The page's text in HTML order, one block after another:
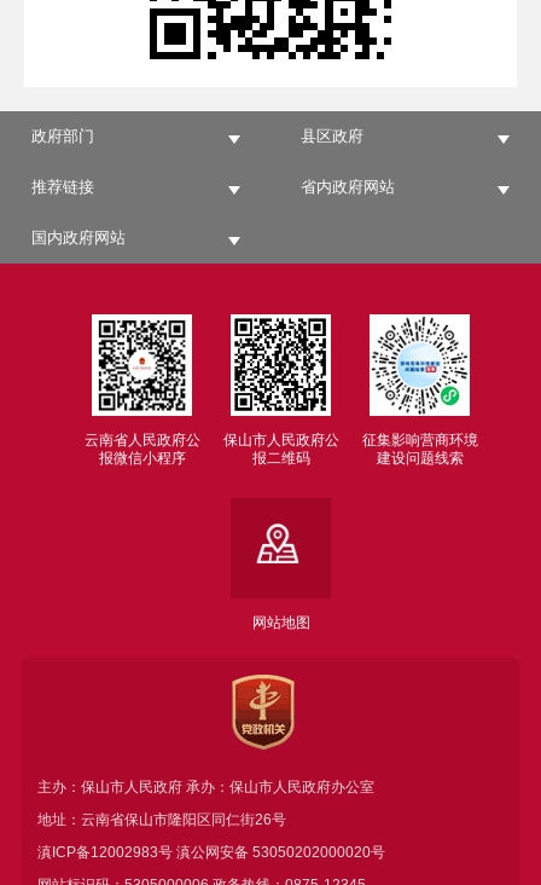
政府部门 县区政府
推荐链接 省内政府网站
国内政府网站
云南省人民政府公
报微信小程序
保山市人民政府公
报二维码
征集影响营商环境
建设问题线索
网站地图
主办：保山市人民政府 承办：保山市人民政府办公室
地址：云南省保山市隆阳区同仁街26号
滇ICP备12002983号滇公网安备 53050202000020号